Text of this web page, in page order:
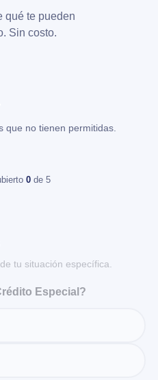
qué te pueden
Sin costo.
que no tienen permitidas.
0 de 5
tu situación específica.
Especial?